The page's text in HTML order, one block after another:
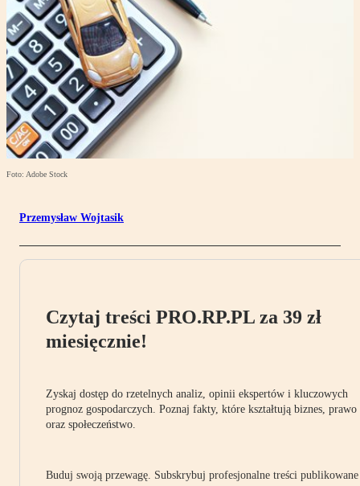
Foto: Adobe Stock
Przemysław Wojtasik
Czytaj treści PRO.RP.PL za 39 zł
miesięcznie!
Zyskaj dostęp do rzetelnych analiz, opinii ekspertów i kluczowych
prognoz gospodarczych. Poznaj fakty, które kształtują biznes, prawo
oraz społeczeństwo.
Buduj swoją przewagę. Subskrybuj profesjonalne treści publikowane